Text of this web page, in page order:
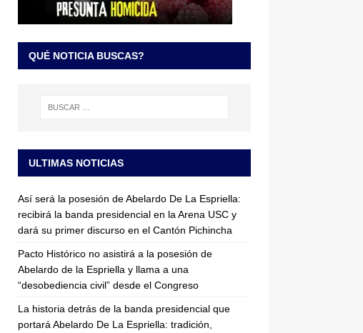
QUÉ NOTICIA BUSCAS?
ULTIMAS NOTICIAS
Así será la posesión de Abelardo De La Espriella:
recibirá la banda presidencial en la Arena USC y
dará su primer discurso en el Cantón Pichincha
Pacto Histórico no asistirá a la posesión de
Abelardo de la Espriella y llama a una
“desobediencia civil” desde el Congreso
La historia detrás de la banda presidencial que
portará Abelardo De La Espriella: tradición,